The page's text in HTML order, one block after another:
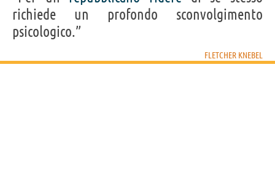
Frasi, citazioni e aforismi di Fletcher Knebel
richiede un profondo sconvolgimento
psicologico.”
FLETCHER KNEBEL